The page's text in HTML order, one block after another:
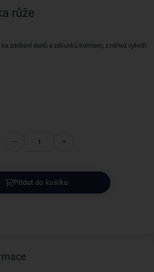
růže
zdobení dortů a zákusků krémem, z něhož vytvoří
Přidat do košíku